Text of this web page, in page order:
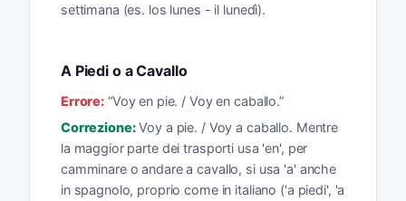
settimana (es. los lunes - il lunedì).
A Piedi o a Cavallo
Errore: “Voy en pie. / Voy en caballo.”
Correzione: Voy a pie. / Voy a caballo. Mentre
la maggior parte dei trasporti usa 'en', per
camminare o andare a cavallo, si usa 'a' anche
in spagnolo, proprio come in italiano ('a piedi', 'a